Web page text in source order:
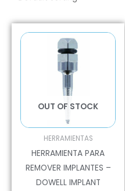
OUT OF STOCK
HERRAMIENTAS
HERRAMIENTA PARA
REMOVER IMPLANTES –
DOWELL IMPLANT